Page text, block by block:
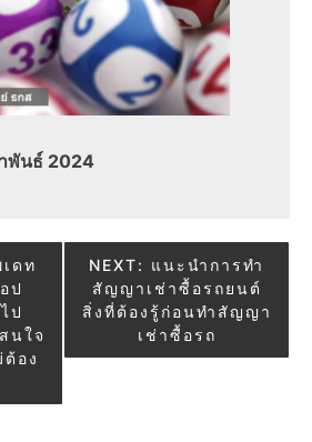
พันธ์ 2024
ดท
ป
ป
นใจ
อง
NEXT: แนะนำการทำ
สัญญาเช่าซื้อรถยนต์
สิ่งที่ต้องรู้ก่อนทำสัญญา
เช่าซื้อรถ